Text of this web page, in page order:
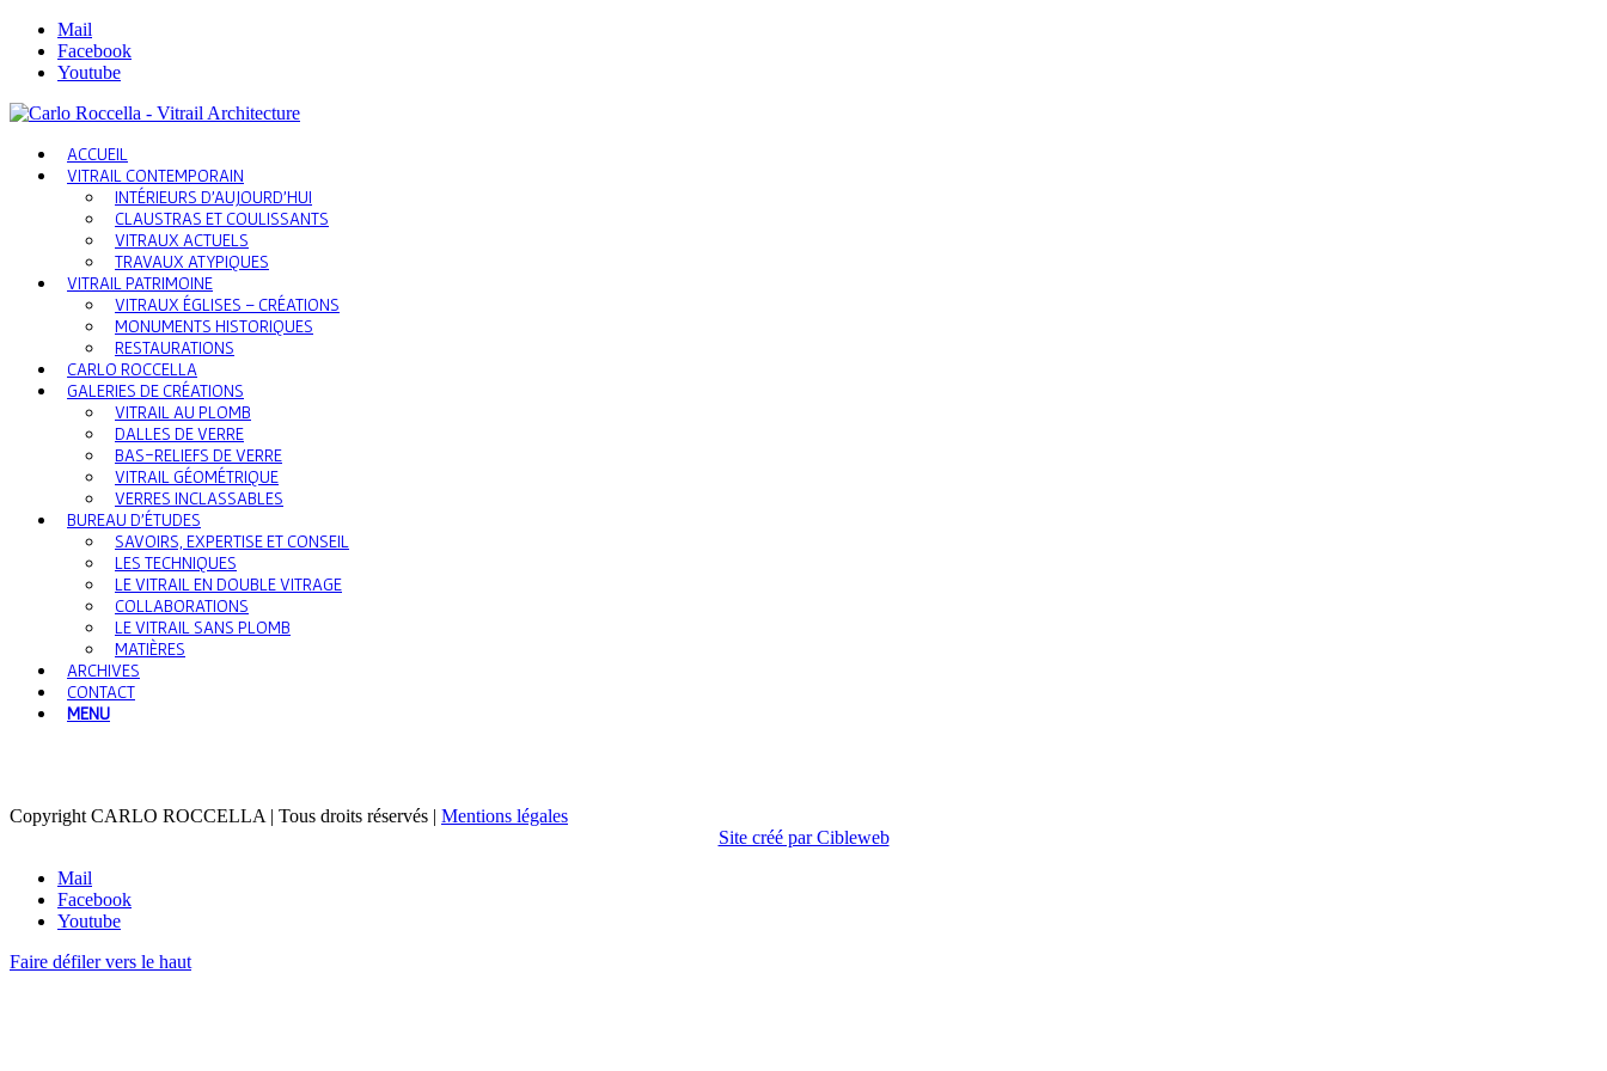
Mail
Facebook
Youtube
ACCUEIL
VITRAIL CONTEMPORAIN
INTÉRIEURS D’AUJOURD’HUI
CLAUSTRAS ET COULISSANTS
VITRAUX ACTUELS
TRAVAUX ATYPIQUES
VITRAIL PATRIMOINE
VITRAUX ÉGLISES – CRÉATIONS
MONUMENTS HISTORIQUES
RESTAURATIONS
CARLO ROCCELLA
GALERIES DE CRÉATIONS
VITRAIL AU PLOMB
DALLES DE VERRE
BAS-RELIEFS DE VERRE
VITRAIL GÉOMÉTRIQUE
VERRES INCLASSABLES
BUREAU D’ÉTUDES
SAVOIRS, EXPERTISE ET CONSEIL
LES TECHNIQUES
LE VITRAIL EN DOUBLE VITRAGE
COLLABORATIONS
LE VITRAIL SANS PLOMB
MATIÈRES
ARCHIVES
CONTACT
MENU
Copyright CARLO ROCCELLA | Tous droits réservés | Mentions légales
Site créé par Cibleweb
Mail
Facebook
Youtube
Faire défiler vers le haut